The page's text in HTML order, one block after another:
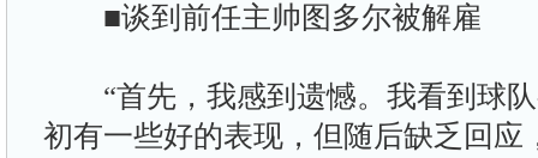
■谈到前任主帅图多尔被解雇
“首先，我感到遗憾。我看到球队
初有一些好的表现，但随后缺乏回应